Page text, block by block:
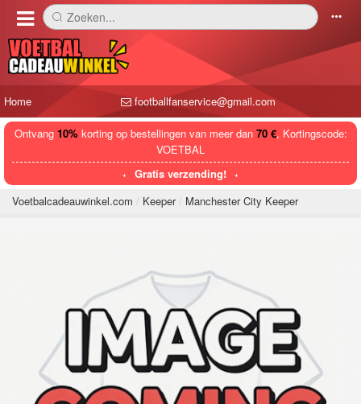
󰅼 Zoeken... 󰄒
Home footballfanservice@gmail.com
Ontvang 10%korting op bestellingen van meer dan 70 €, Kortingscode:
VOETBAL
Gratis verzending!
Voetbalcadeauwinkel.com
Keeper Manchester City Keeper